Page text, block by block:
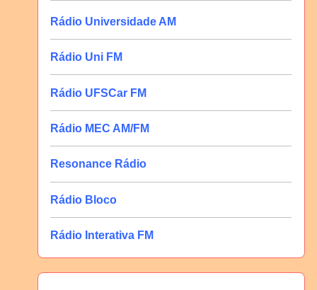
Rádio Universidade AM
Rádio Uni FM
Rádio UFSCar FM
Rádio MEC AM/FM
Resonance Rádio
Rádio Bloco
Rádio Interativa FM